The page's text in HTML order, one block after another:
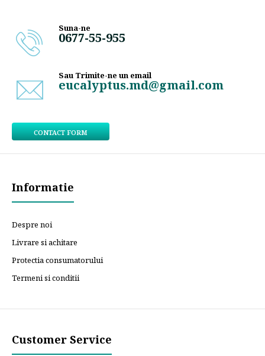
Suna-ne
0677-55-955
Sau Trimite-ne un email
eucalyptus.md@gmail.com
CONTACT FORM
Informatie
Despre noi
Livrare si achitare
Protectia consumatorului
Termeni si conditii
Customer Service